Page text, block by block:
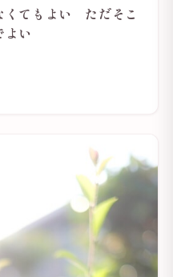
くてもよい ただそこ
よい